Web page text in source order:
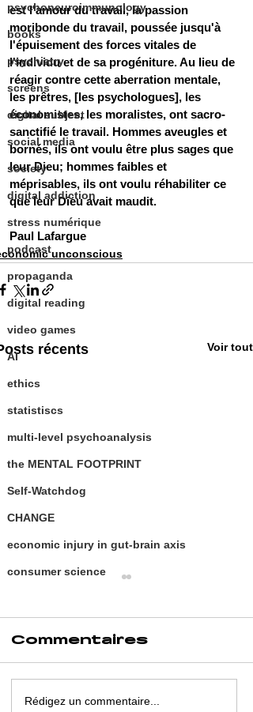
psychoneuroimmunology
books
psychiatry
screens
digital subject
social media
society
digital addiction
stress numérique
podcast
propaganda
digital reading
video games
AI
ethics
statistiscs
multi-level psychoanalysis
the MENTAL FOOTPRINT
Self-Watchdog
CHANGE
economic injury in gut-brain axis
consumer science
est l'amour du travail, la passion
moribonde du travail, poussée jusqu'à
l'épuisement des forces vitales de
l'individu et de sa progéniture. Au lieu de
réagir contre cette aberration mentale,
les prêtres, [les psychologues], les
économistes, les moralistes, ont sacro-
sanctifié le travail. Hommes aveugles et
bornés, ils ont voulu être plus sages que
leur Dieu; hommes faibles et
méprisables, ils ont voulu réhabiliter ce
que leur Dieu avait maudit.
Paul Lafargue
unconscious
récents Voir tout
SCOPIC
Commentaires
Rédigez un commentaire...